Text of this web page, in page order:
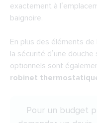
exactement à
baignoire.
En plus des éléments
la sécurité d’une
optionnels sont
robinet
Pour un budget